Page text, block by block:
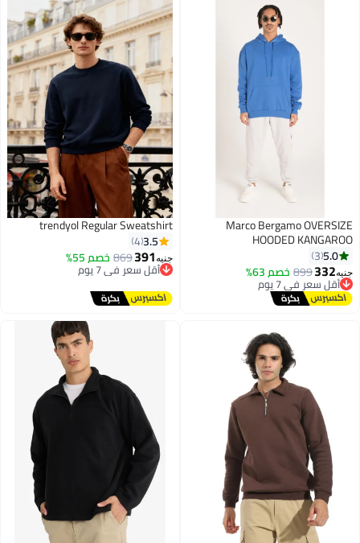
Marco Bergamo
HOODED
5.0
3
332
899خصم 63%أقل سعر في 7 يوم
توصيل مجاني
أقل سعر في 7 يوم
trendyol Regular Sweatshirt
3.5
4
جنيه391
869خصم 55%أقل سعر في 7 يوم
توصيل مجاني